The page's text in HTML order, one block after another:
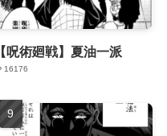
【呪術廻戦】夏油一派
16176